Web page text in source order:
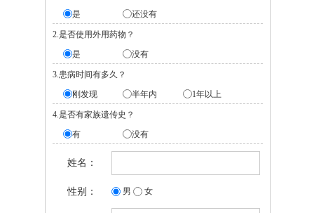
是
还没有
2.是否使用外用药物？
是
没有
3.患病时间有多久？
刚发现
半年内 1年以上
4.是否有家族遗传史？
有
没有
姓名：
性别： 男 女